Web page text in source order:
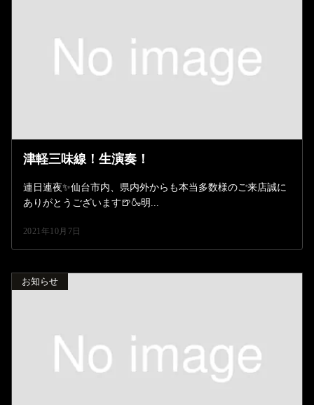
津軽三味線！生演奏！
連日連夜✨仙台市内、県内外からも本当多数様のご来店誠に
ありがとうございます🍺🍶明...
2021年10月7日
お知らせ